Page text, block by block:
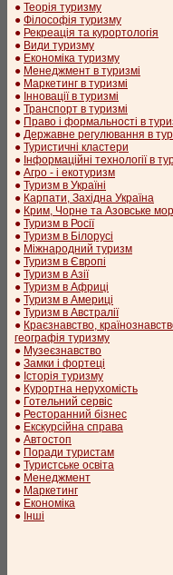
● Теорія туризму
● Філософія туризму
● Рекреація та курортологія
● Види туризму
● Економіка туризму
● Менеджмент в туризмі
● Маркетинг в туризмі
● Інновації в туризмі
● Транспорт в туризмі
● Право і формальності в
● Державне регулювання в
● Туристичні кластери
● Інформаційні технології в
● Агро - і екотуризм
● Туризм в Україні
● Карпати, Західна Україна
● Крим, Чорне та Азовське
● Туризм в Росії
● Туризм в Білорусі
● Міжнародний туризм
● Туризм в Європі
● Туризм в Азії
● Туризм в Африці
● Туризм в Америці
● Туризм в Австралії
● Краєзнавство,
географія туризму
● Музеєзнавство
● Замки і фортеці
● Історія туризму
● Курортна нерухомість
● Готельний сервіс
● Ресторанний бізнес
● Екскурсійна справа
● Автостоп
● Поради туристам
● Туристське освіта
● Менеджмент
● Маркетинг
● Економіка
● Інші